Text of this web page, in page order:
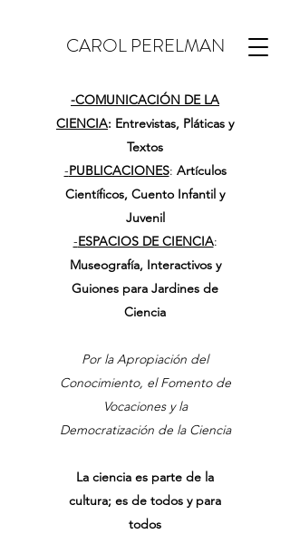
CAROL PERELMAN
-COMUNICACIÓN DE LA
CIENCIA: Entrevistas, Pláticas y
Textos
-PUBLICACIONES: Artículos
Científicos, Cuento Infantil y
Juvenil
-ESPACIOS DE CIENCIA:
Museografía, Interactivos y
Guiones para Jardines de
Ciencia
Por la Apropiación del
Conocimiento, el Fomento de
Vocaciones y la
Democratización de la Ciencia
La ciencia es parte de la
cultura; es de todos y para
todos